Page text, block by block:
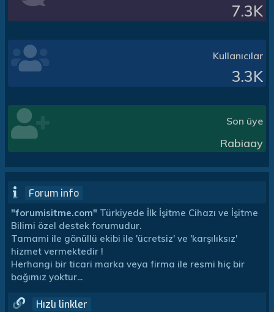
7.3K
Kullanıcılar
3.3K
Son üye
Rabiaay
Forum info
"forumisitme.com" Türkiyede İlk İşitme Cihazı ve İşitme
Bilimi özel destek forumudur.
Tamami ile gönüllü ekibi ile 'ücretsiz' ve 'karşılıksız'
hizmet vermektedir !
Herhangi bir ticari marka veya firma ile resmi hiç bir
bağımız yoktur...
Hızlı linkler